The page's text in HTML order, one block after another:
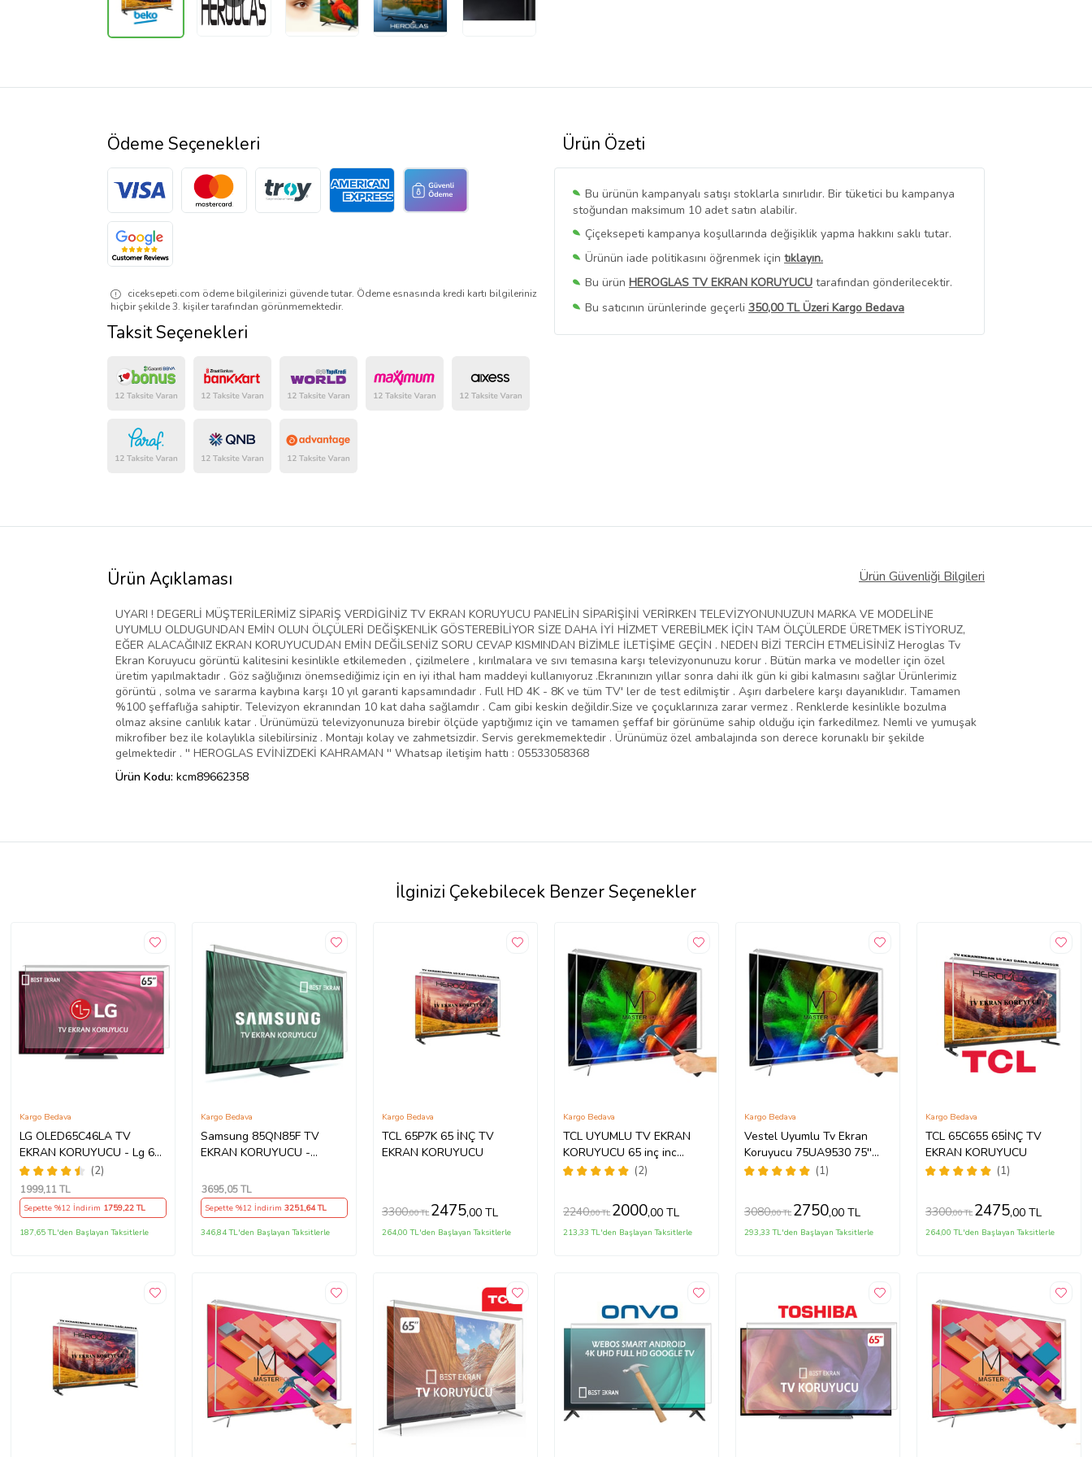
Ürün Özeti
Bu ürünün kampanyalı satışı stoklarla sınırlıdır. Bir tüketici bu kampanya
stoğundan maksimum 10 adet satın alabilir.
Çiçeksepeti kampanya koşullarında değişiklik yapma hakkını saklı tutar.
Ürünün iade politikasını öğrenmek için tıklayın.
Bu ürün HEROGLAS TV EKRAN KORUYUCU tarafından gönderilecektir.
Bu satıcının ürünlerinde geçerli 350,00 TL Üzeri Kargo Bedava
Bu SatıcınınTüm Ürünlerini Görüntüle
Ödeme Seçenekleri
ciceksepeti.com ödeme bilgilerinizi güvende tutar. Ödeme esnasında kredi kartı bilgileriniz
hiçbir şekilde 3. kişiler tarafından görünmemektedir.
Taksit Seçenekleri
Ürün Açıklaması Ürün Güvenliği Bilgileri
UYARI ! DEGERLİ MÜŞTERİLERİMİZ SİPARİŞ VERDİGİNİZ TV EKRAN KORUYUCU PANELİN SİPARİŞİNİ VERİRKEN TELEVİZYONUNUZUN MARKA VE MODELİNE
UYUMLU OLDUGUNDAN EMİN OLUN ÖLÇÜLERİ DEĞİŞKENLİK GÖSTEREBİLİYOR SİZE DAHA İYİ HİZMET VEREBİLMEK İÇİN TAM ÖLÇÜLERDE ÜRETMEK İSTİYORUZ,
EĞER ALACAĞINIZ EKRAN KORUYUCUDAN EMİN DEĞİLSENİZ SORU CEVAP KISMINDAN BİZİMLE İLETİŞİME GEÇİN . NEDEN BİZİ TERCİH ETMELİSİNİZ Heroglas Tv
Ekran Koruyucu görüntü kalitesini kesinlikle etkilemeden , çizilmelere , kırılmalara ve sıvı temasına karşı televizyonunuzu korur . Bütün marka ve modeller için özel
üretim yapılmaktadır . Göz sağlığınızı önemsediğimiz için en iyi ithal ham maddeyi kullanıyoruz .Ekranınızın yıllar sonra dahi ilk gün ki gibi kalmasını sağlar Ürünlerimiz
görüntü , solma ve sararma kaybına karşı 10 yıl garanti kapsamındadır . Full HD 4K - 8K ve tüm TV' ler de test edilmiştir . Aşırı darbelere karşı dayanıklıdır. Tamamen
%100 şeffaflığa sahiptir. Televizyon ekranından 10 kat daha sağlamdır . Cam gibi keskin değildir.Size ve çoçuklarınıza zarar vermez . Renklerde kesinlikle bozulma
olmaz aksine canlılık katar . Ürünümüzü televizyonunuza birebir ölçüde yaptığımız için ve tamamen şeffaf bir görünüme sahip olduğu için farkedilmez. Nemli ve yumuşak
mikrofiber bez ile kolaylıkla silebilirsiniz . Montajı kolay ve zahmetsizdir. Servis gerekmemektedir . Ürünümüz özel ambalajında son derece korunaklı bir şekilde
gelmektedir . '' HEROGLAS EVİNİZDEKİ KAHRAMAN '' Whatsap iletişim hattı : 05533058368
Ürün Kodu: kcm89662358
İlginizi Çekebilecek Benzer Seçenekler
LG OLED65C46LA TV
EKRAN KORUYUCU - Lg 65"
inç 4k Oled Evo Ekran
Koruyucu
(2)
Kargo Bedava
1999,11 TL
Sepette %12 İndirim 1759,22 TL
187,65 TL'den Başlayan Taksitlerle
Samsung 85QN85F TV
EKRAN KORUYUCU -
Ekran Tv ekran Koruyucu
QE85QN85FAUXTK
Kargo Bedava
3695,05 TL
Sepette %12 İndirim 3251,64 TL
346,84 TL'den Başlayan Taksitlerle
TCL 65P7K 65 İNÇ TV
EKRAN KORUYUCU
Kargo Bedava
3300,00 TL 2475,00 TL
264,00 TL'den Başlayan Taksitlerle
TCL UYUMLU TV EKRAN
KORUYUCU 65 inç inc
65C735 C735 TCL QLED 4K
(2)
Kargo Bedava
2240,00 TL 2000,00 TL
213,33 TL'den Başlayan Taksitlerle
Vestel Uyumlu Tv Ekran
Koruyucu 75UA9530 75''
189 Ekran 4K Smart Android
(1)
Kargo Bedava
3080,00 TL 2750,00 TL
293,33 TL'den Başlayan Taksitlerle
TCL 65C655 65İNÇ TV
EKRAN KORUYUCU
(1)
Kargo Bedava
3300,00 TL 2475,00 TL
264,00 TL'den Başlayan Taksitlerle